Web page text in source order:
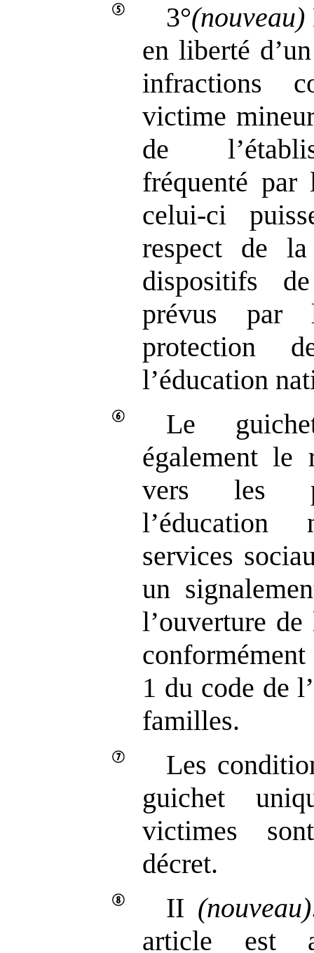
3°(nouveau)
en liberté
infractions
victime
de
fréquenté
celui‑ci
respect de
dispositifs
prévus par
protection
l’éducation
Le
également le
vers les
services
un
l’ouverture
1 du code de
familles.
Les
guichet
victimes
décret.
II (nouveau)
article est